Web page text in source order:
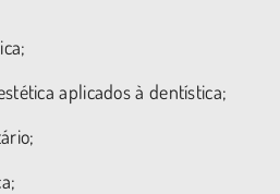
aplicados à dentística;